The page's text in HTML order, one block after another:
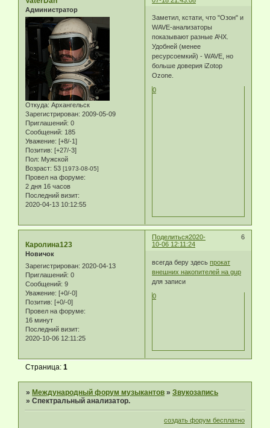
Администратор
Откуда: Архангельск
Зарегистрирован: 2009-05-09
Приглашений: 0
Сообщений: 185
Уважение: [+8/-1]
Позитив: [+27/-3]
Пол: Мужской
Возраст: 53 [1973-08-05]
Провел на форуме:
2 дня 16 часов
Последний визит:
2020-04-13 10:12:55
Заметил, кстати, что "Озон" и
WAVE-анализаторы
показывают разные АЧХ.
Удобней (менее
ресурсоемкий) - WAVE, но
больше доверия iZotop
Ozone.
0
Поделиться 6
2020-
10-06 12:11:24
Каролина123
Новичок
Зарегистрирован: 2020-04-13
Приглашений: 0
Сообщений: 9
Уважение: [+0/-0]
Позитив: [+0/-0]
Провел на форуме:
16 минут
Последний визит:
2020-10-06 12:11:25
всегда беру здесьпрокат
внешних накопителей на gup
для записи
0
Страница:1
» Международный форум музыкантов »Звукозапись
»Спектральный анализатор.
создать форум бесплатно